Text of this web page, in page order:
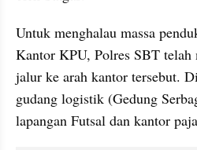
Untuk menghalau massa
Kantor KPU, Polres SBT telah
jalur ke arah kantor tersebut.
gudang logistik (Gedung
lapangan Futsal dan kantor